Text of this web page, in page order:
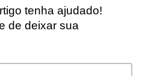
tenha ajudado!
de deixar sua